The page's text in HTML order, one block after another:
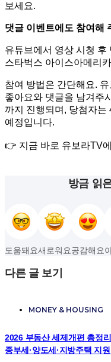
보세요.
댓글 이벤트에도 참여해
유튜브에서 영상 시청 후
스타벅스 아이스아메리
참여 방법은 간단해요.
좋아요와 댓글을 남겨주
까지 진행되며, 당첨자는
예정입니다.
👉 지금 바로 유보라TV
방금 읽
도움돼요새로워요공감해요
다른 글 보기
MONEY & HOUSING
2026 부동산 세제개편 총정리
종부세·양도세·지방주택 지